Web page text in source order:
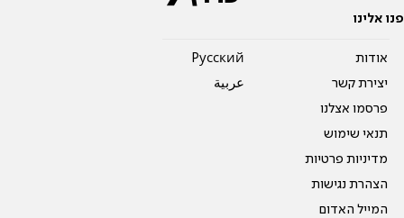
פנו אלינו
אודות
יצירת קשר
פרסמו אצלנו
תנאי שימוש
מדיניות פרטיות
הצהרת נגישות
המייל האדום
Pусский
عربية